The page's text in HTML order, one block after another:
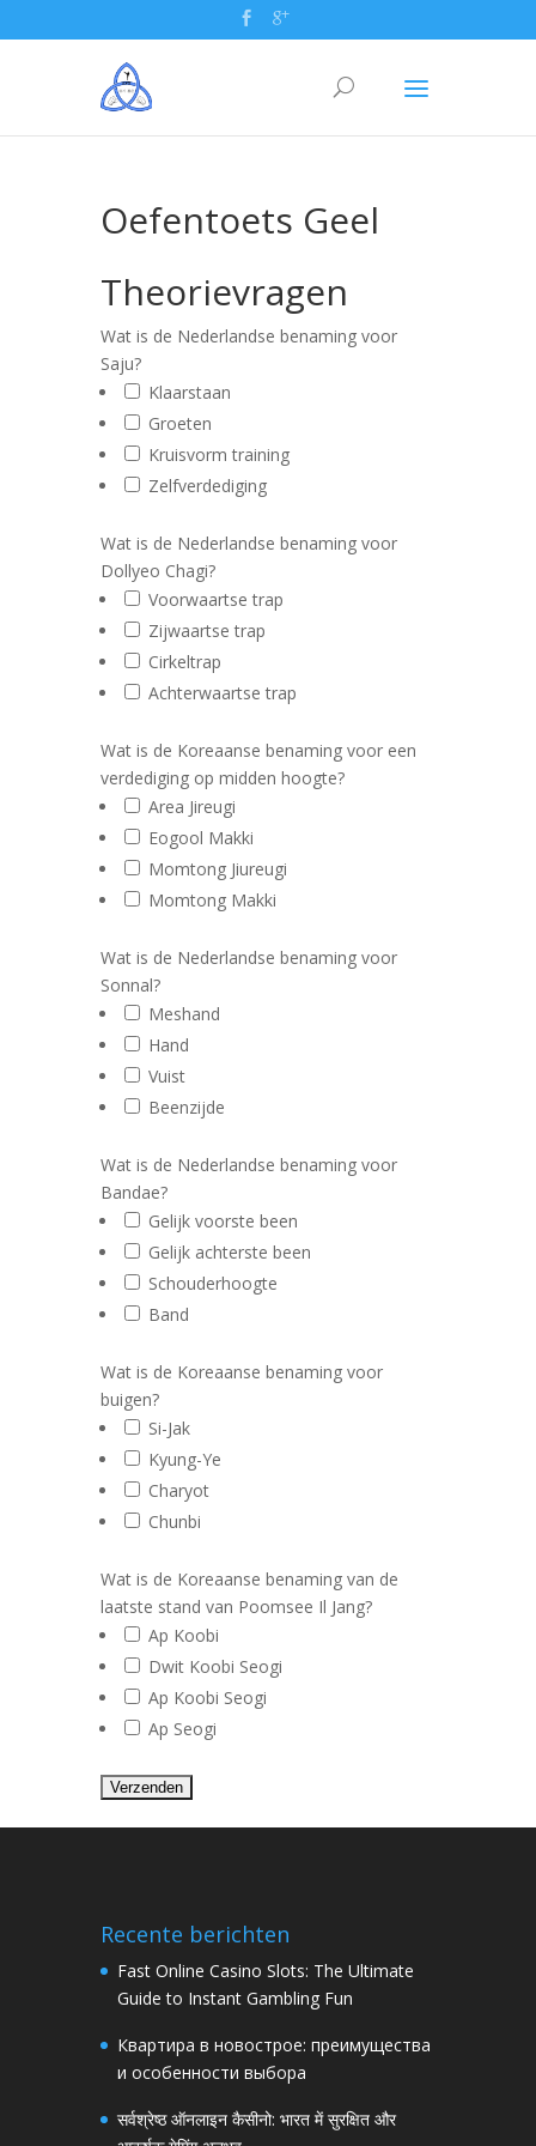
Oefentoets Geel
Theorievragen
Wat is de Nederlandse benaming voor
Saju?
Klaarstaan
Groeten
Kruisvorm training
Zelfverdediging
Wat is de Nederlandse benaming voor
Dollyeo Chagi?
Voorwaartse trap
Zijwaartse trap
Cirkeltrap
Achterwaartse trap
Wat is de Koreaanse benaming voor een
verdediging op midden hoogte?
Area Jireugi
Eogool Makki
Momtong Jiureugi
Momtong Makki
Wat is de Nederlandse benaming voor
Sonnal?
Meshand
Hand
Vuist
Beenzijde
Wat is de Nederlandse benaming voor
Bandae?
Gelijk voorste been
Gelijk achterste been
Schouderhoogte
Band
Wat is de Koreaanse benaming voor
buigen?
Si-Jak
Kyung-Ye
Charyot
Chunbi
Wat is de Koreaanse benaming van de
laatste stand van Poomsee Il Jang?
Ap Koobi
Dwit Koobi Seogi
Ap Koobi Seogi
Ap Seogi
Recente berichten
Fast Online Casino Slots: The Ultimate
Guide to Instant Gambling Fun
Квартира в новострое: преимущества
и особенности выбора
सर्वश्रेष्ठ ऑनलाइन कैसीनो: भारत में सुरक्षित और